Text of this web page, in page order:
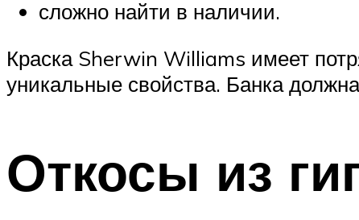
сложно найти в наличии.
Краска Sherwin Williams имеет
уникальные свойства. Банка
Откосы из